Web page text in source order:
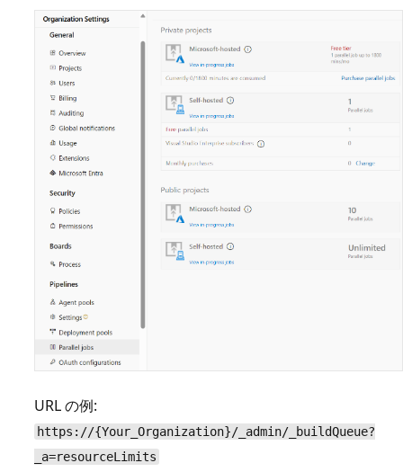
URL の例:
https://{Your_Organization}/_admin/_buildQueue?
_a=resourceLimits